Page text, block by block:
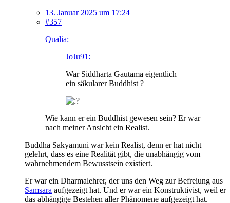
13. Januar 2025 um 17:24
#357
Qualia:
JoJu91:
War Siddharta Gautama eigentlich
ein säkularer Buddhist ?
Wie kann er ein Buddhist gewesen sein? Er war
nach meiner Ansicht ein Realist.
Buddha Sakyamuni war kein Realist, denn er hat nicht
gelehrt, dass es eine Realität gibt, die unabhängig vom
wahrnehmendem Bewusstsein existiert.
Er war ein Dharmalehrer, der uns den Weg zur Befreiung aus
Samsara aufgezeigt hat. Und er war ein Konstruktivist, weil er
das abhängige Bestehen aller Phänomene aufgezeigt hat.